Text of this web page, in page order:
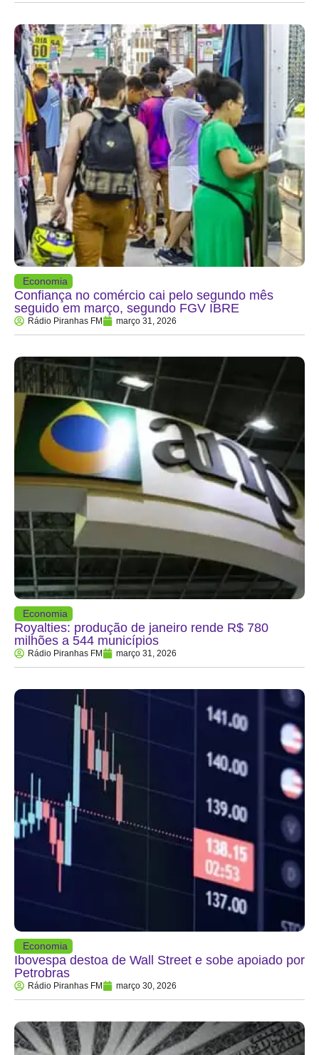
Economia
Confiança no comércio cai pelo segundo mês
seguido em março, segundo FGV IBRE
Rádio Piranhas FM março 31, 2026
Economia
Royalties: produção de janeiro rende R$ 780
milhões a 544 municípios
Rádio Piranhas FM março 31, 2026
Economia
Ibovespa destoa de Wall Street e sobe apoiado por
Petrobras
Rádio Piranhas FM março 30, 2026